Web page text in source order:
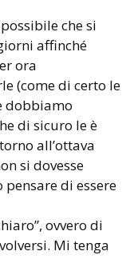
che si
affinché
ora
(come di certo le
dobbiamo
di sicuro le è
all’ottava
si dovesse
di essere
ovvero di
Mi tenga